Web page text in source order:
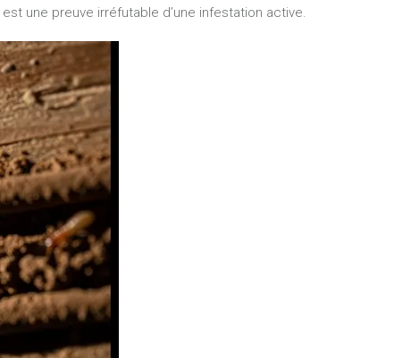
une preuve irréfutable d’une infestation active.